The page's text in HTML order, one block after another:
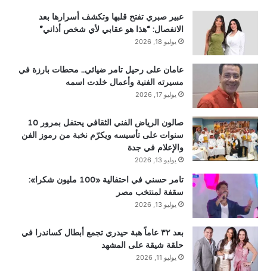
عبير صبري تفتح قلبها وتكشف أسرارها بعد
الانفصال: “هذا هو عقابي لأي شخص أذاني”
يوليو 18, 2026
عامان على رحيل تامر ضيائي.. محطات بارزة في
مسيرته الفنية وأعمال خلدت اسمه
يوليو 17, 2026
صالون الرياض الفني الثقافي يحتفل بمرور 10
سنوات على تأسيسه ويكرّم نخبة من رموز الفن
والإعلام في جدة
يوليو 13, 2026
تامر حسني في احتفالية «100 مليون شكرا»:
سقفة لمنتخب مصر
يوليو 13, 2026
بعد ٣٢ عاماً هبة حيدري تجمع أبطال كساندرا في
حلقة شيقة على المشهد
يوليو 11, 2026